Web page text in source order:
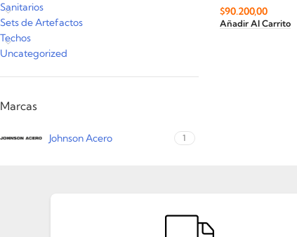
Sanitarios
Sets de Artefactos
Techos
Uncategorized
Marcas
Johnson Acero 1
$90.200,00
Añadir Al Carrito